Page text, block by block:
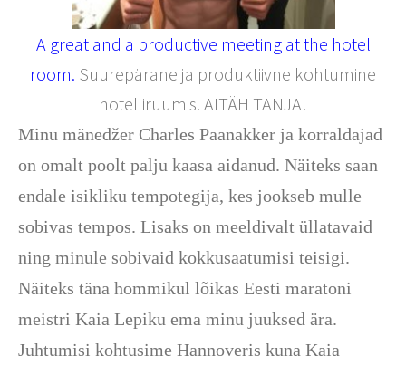
A great and a productive meeting at the hotel
room. Suurepärane ja produktiivne kohtumine
hotelliruumis. AITÄH TANJA!
Minu mänedžer Charles Paanakker ja korraldajad
on omalt poolt palju kaasa aidanud. Näiteks saan
endale isikliku tempotegija, kes jookseb mulle
sobivas tempos. Lisaks on meeldivalt üllatavaid
ning minule sobivaid kokkusaatumisi teisigi.
Näiteks täna hommikul lõikas Eesti maratoni
meistri Kaia Lepiku ema minu juuksed ära.
Juhtumisi kohtusime Hannoveris kuna Kaia